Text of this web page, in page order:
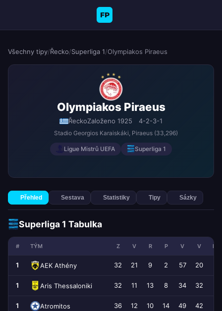
FP
Všechny tipy/Řecko/Superliga 1/Olympiakos Piraeus
Olympiakos Piraeus
ŘeckoZaloženo 1925 4-2-3-1
Stadio Georgios Karaiskáki, Piraeus(33,296)
Ligue Mistrů UEFA Superliga 1
Přehled Sestava Statistiky Tipy Sázky
Superliga 1 Tabulka
# TÝM Z V R P V V
1 AEK Athény 32 21 9 2 57 20
1 Aris Thessaloniki 32 11 13 8 34 32
1 Atromitos 36 12 10 14 49 42